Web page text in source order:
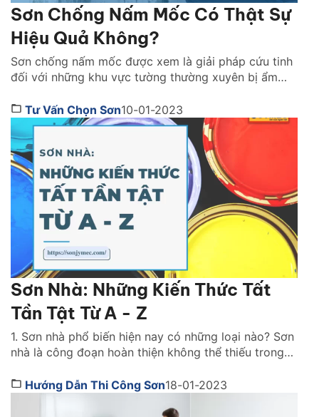
Sơn Chống Nấm Mốc Có Thật Sự
Hiệu Quả Không?
Sơn chống nấm mốc được xem là giải pháp cứu tinh
đối với những khu vực tường thường xuyên bị ẩm
gia đình tin dùng lựa chọn. Cùng Sơn JYMEC tìm
hiểu ngay qua bài viết dưới đây nhé! 1. Sơn chống
nấm mốc hoạt […]
Tư Vấn Chọn Sơn10-01-2023
Sơn Nhà: Những Kiến Thức Tất
Tần Tật Từ A - Z
1. Sơn nhà phổ biến hiện nay có những loại nào? Sơn
nhà là công đoạn hoàn thiện không thể thiếu trong
như chiếc áo bảo vệ ngôi nhà khỏi những tác động
Hướng Dẫn Thi Công Sơn18-01-2023